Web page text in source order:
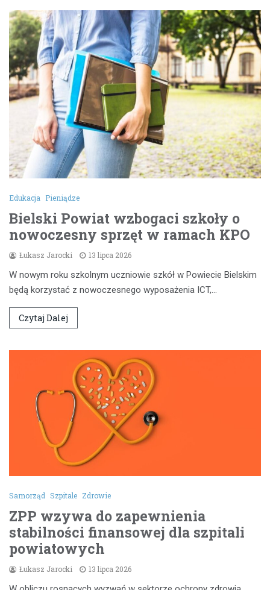
Edukacja Pieniądze
Bielski Powiat wzbogaci szkoły o
nowoczesny sprzęt w ramach KPO
Łukasz Jarocki 13 lipca 2026
W nowym roku szkolnym uczniowie szkół w Powiecie Bielskim
będą korzystać z nowoczesnego wyposażenia ICT,…
Czytaj Dalej
Samorząd Szpitale Zdrowie
ZPP wzywa do zapewnienia
stabilności finansowej dla szpitali
powiatowych
Łukasz Jarocki 13 lipca 2026